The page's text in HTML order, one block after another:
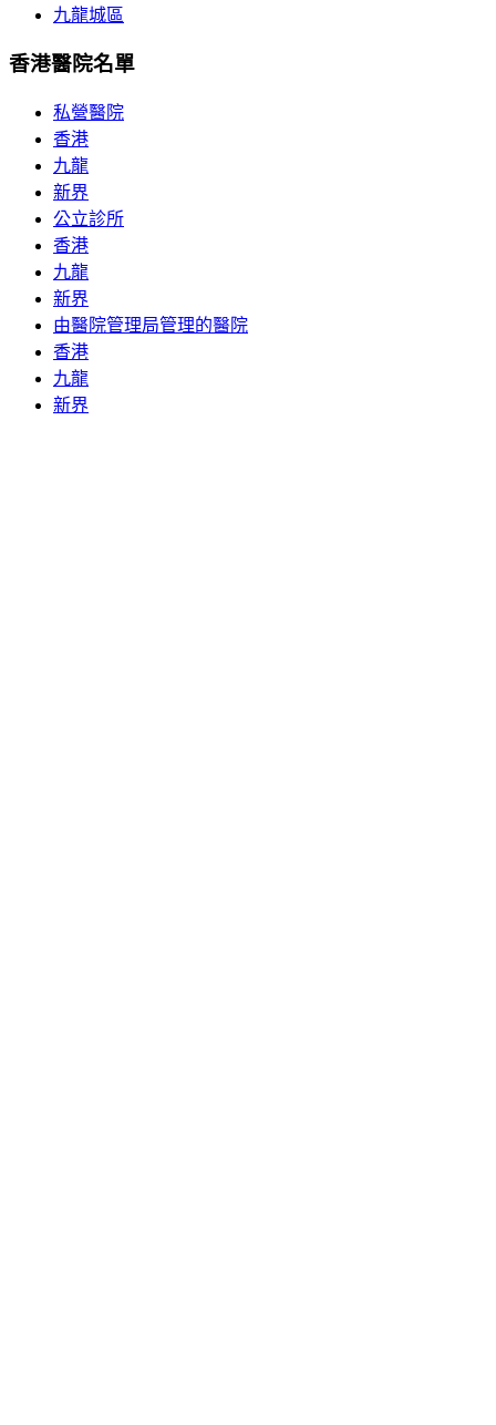
九龍城區
香港醫院名單
私營醫院
香港
九龍
新界
公立診所
香港
九龍
新界
由醫院管理局管理的醫院
香港
九龍
新界